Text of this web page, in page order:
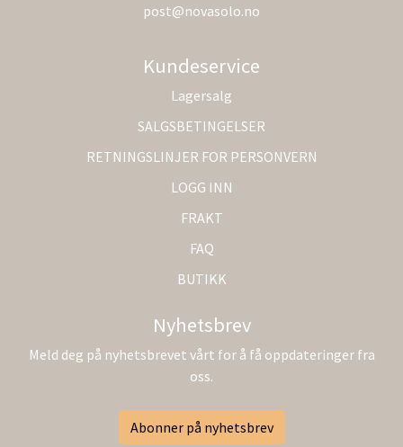
post@novasolo.no
Kundeservice
Lagersalg
SALGSBETINGELSER
RETNINGSLINJER FOR PERSONVERN
LOGG INN
FRAKT
FAQ
BUTIKK
Nyhetsbrev
Meld deg på nyhetsbrevet vårt for å få oppdateringer fra
oss.
Abonner på nyhetsbrev